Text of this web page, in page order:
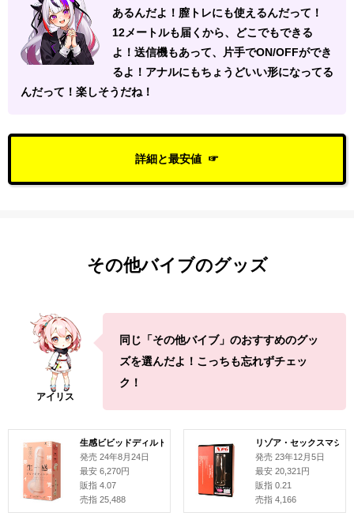
あるんだよ！膣トレにも使えるんだって！
12メートルも届くから、どこでもできる
よ！送信機もあって、片手でON/OFFができ
るよ！アナルにもちょうどいい形になってる
んだって！楽しそうだね！
詳細と最安値
その他バイブのグッズ
同じ「その他バイブ」のおすすめのグッ
ズを選んだよ！こっちも忘れずチェッ
ク！
生感ビビッドディルド -ピストン&ビーズスピン-
発売 24年8月24日
最安 6,270円
販指 4.07
売指 25,488
リゾア・セックスマシ
発売 23年12月5日
最安 20,321円
販指 0.21
売指 4,166